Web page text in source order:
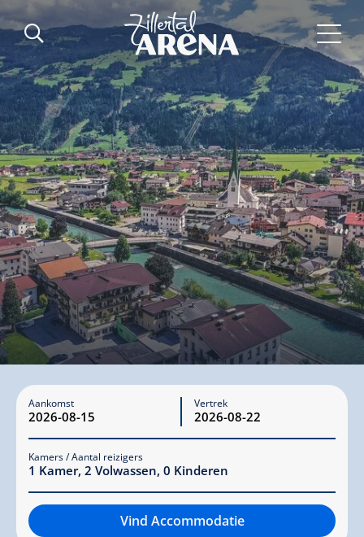
Aankomst Vertrek
Kamers / Aantal reizigers
1 Kamer, 2 Volwassen, 0 Kinderen
Vind Accommodatie